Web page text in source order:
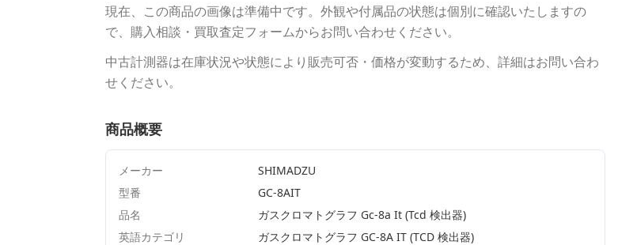
現在、この商品の画像は準備中です。外観や付属品の状態は個別に確認いたしますの
で、購入相談・買取査定フォームからお問い合わせください。
中古計測器は在庫状況や状態により販売可否・価格が変動するため、詳細はお問い合わ
せください。
商品概要
メーカー
SHIMADZU
型番
GC-8AIT
品名
ガスクロマトグラフ Gc-8a It (Tcd 検出器)
英語カテゴリ
ガスクロマトグラフ GC-8A IT (TCD 検出器)